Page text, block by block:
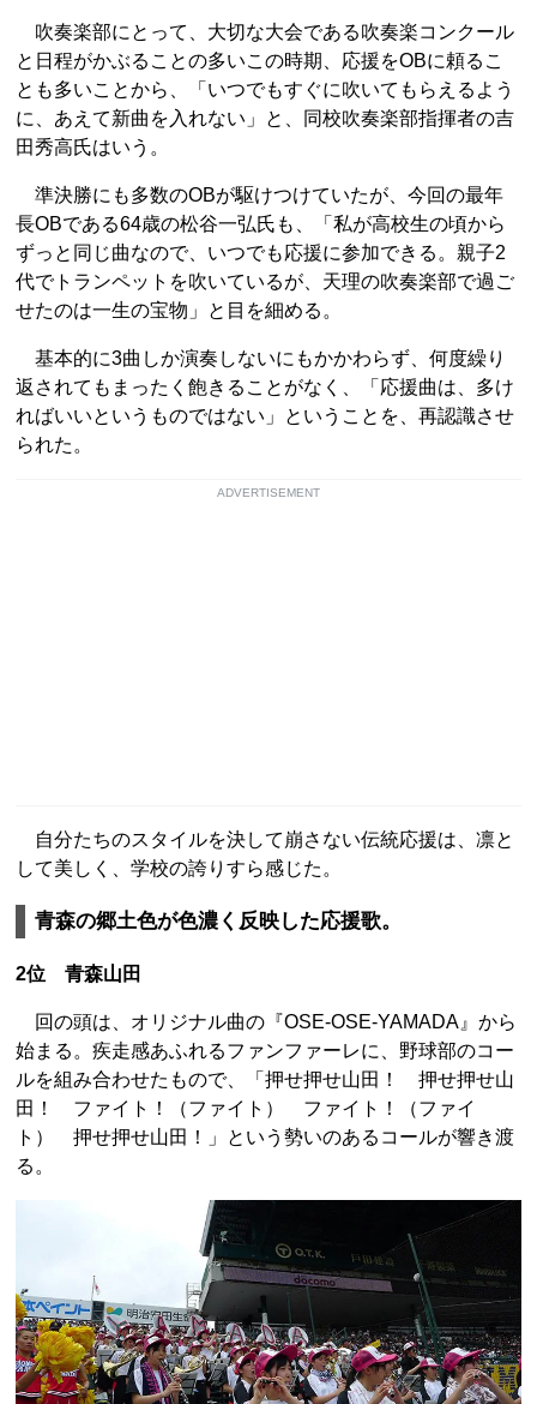
吹奏楽部にとって、大切な大会である吹奏楽コンクール
と日程がかぶることの多いこの時期、応援をOBに頼るこ
とも多いことから、「いつでもすぐに吹いてもらえるよう
に、あえて新曲を入れない」と、同校吹奏楽部指揮者の吉
田秀高氏はいう。
準決勝にも多数のOBが駆けつけていたが、今回の最年
長OBである64歳の松谷一弘氏も、「私が高校生の頃から
ずっと同じ曲なので、いつでも応援に参加できる。親子2
代でトランペットを吹いているが、天理の吹奏楽部で過ご
せたのは一生の宝物」と目を細める。
基本的に3曲しか演奏しないにもかかわらず、何度繰り
返されてもまったく飽きることがなく、「応援曲は、多け
ればいいというものではない」ということを、再認識させ
られた。
ADVERTISEMENT
自分たちのスタイルを決して崩さない伝統応援は、凛と
して美しく、学校の誇りすら感じた。
青森の郷土色が色濃く反映した応援歌。
2位 青森山田
回の頭は、オリジナル曲の『OSE-OSE-YAMADA』から
始まる。疾走感あふれるファンファーレに、野球部のコー
ルを組み合わせたもので、「押せ押せ山田！ 押せ押せ山
田！ ファイト！（ファイト） ファイト！（ファイ
ト） 押せ押せ山田！」という勢いのあるコールが響き渡
る。